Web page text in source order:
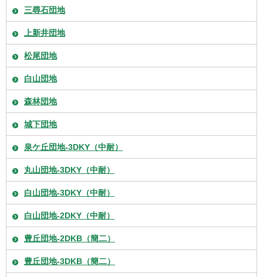
三尋石団地
上新井団地
松尾団地
白山団地
森林団地
城下団地
泉ケ丘団地-3DKY（中耐）
丸山団地-3DKY（中耐）
白山団地-3DKY（中耐）
白山団地-2DKY（中耐）
豊丘団地-2DKB（簡二）
豊丘団地-3DKB（簡二）